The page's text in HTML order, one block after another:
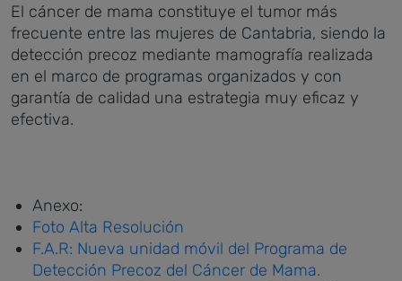
El cáncer de mama constituye el tumor más
frecuente entre las mujeres de Cantabria, siendo la
detección precoz mediante mamografía realizada
en el marco de programas organizados y con
garantía de calidad una estrategia muy eficaz y
efectiva.
Anexo:
Foto Alta Resolución
F.A.R: Nueva unidad móvil del Programa de
Detección Precoz del Cáncer de Mama.